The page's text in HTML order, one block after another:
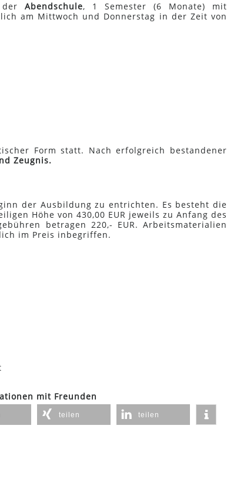
der Abendschule, 1 Semester (6 Monate) mit
am Mittwoch und Donnerstag in der Zeit von
Form statt. Nach erfolgreich bestandener
Zeugnis.
der Ausbildung zu entrichten. Es besteht die
Höhe von 430,00 EUR jeweils zu Anfang des
betragen 220,- EUR. Arbeitsmaterialien
im Preis inbegriffen.
mit Freunden
teilen teilen